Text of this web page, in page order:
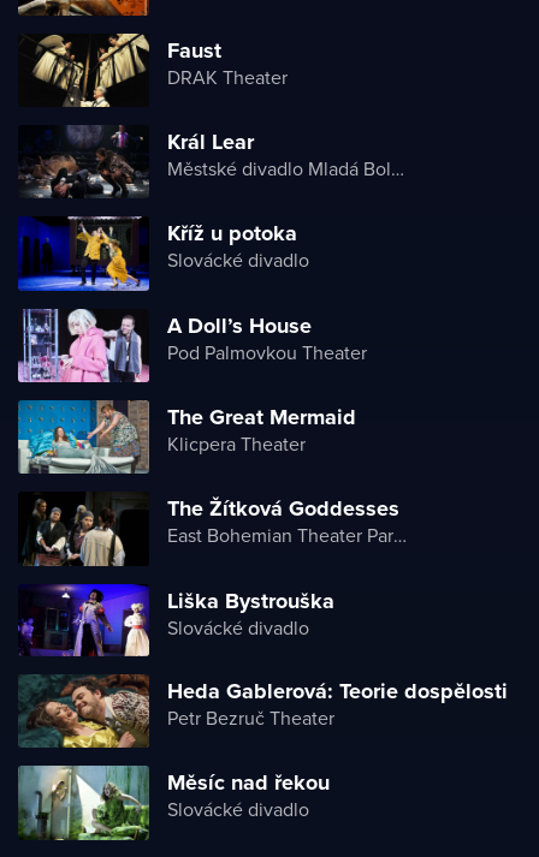
Faust
DRAK Theater
Král Lear
Městské divadlo Mladá Boleslav
Kříž u potoka
Slovácké divadlo
A Doll’s House
Pod Palmovkou Theater
The Great Mermaid
Klicpera Theater
The Žítková Goddesses
East Bohemian Theater Pardubice
Liška Bystrouška
Slovácké divadlo
Heda Gablerová: Teorie dospělosti
Petr Bezruč Theater
Měsíc nad řekou
Slovácké divadlo